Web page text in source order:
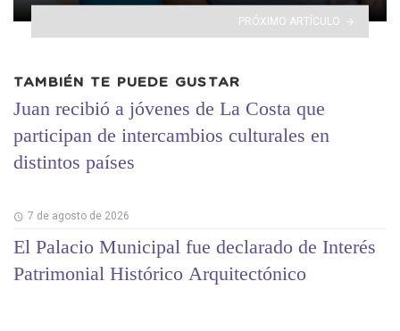
PRÓXIMO ARTÍCULO
TAMBIÉN TE PUEDE GUSTAR
Juan recibió a jóvenes de La Costa que
participan de intercambios culturales en
distintos países
7 de agosto de 2026
El Palacio Municipal fue declarado de Interés
Patrimonial Histórico Arquitectónico